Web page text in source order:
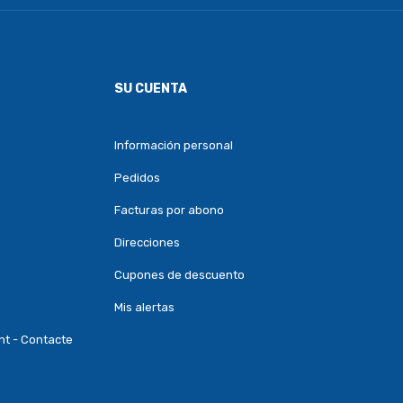
- Contacte
SU CUENTA
Información personal
Pedidos
Facturas por abono
Direcciones
Cupones de descuento
Mis alertas